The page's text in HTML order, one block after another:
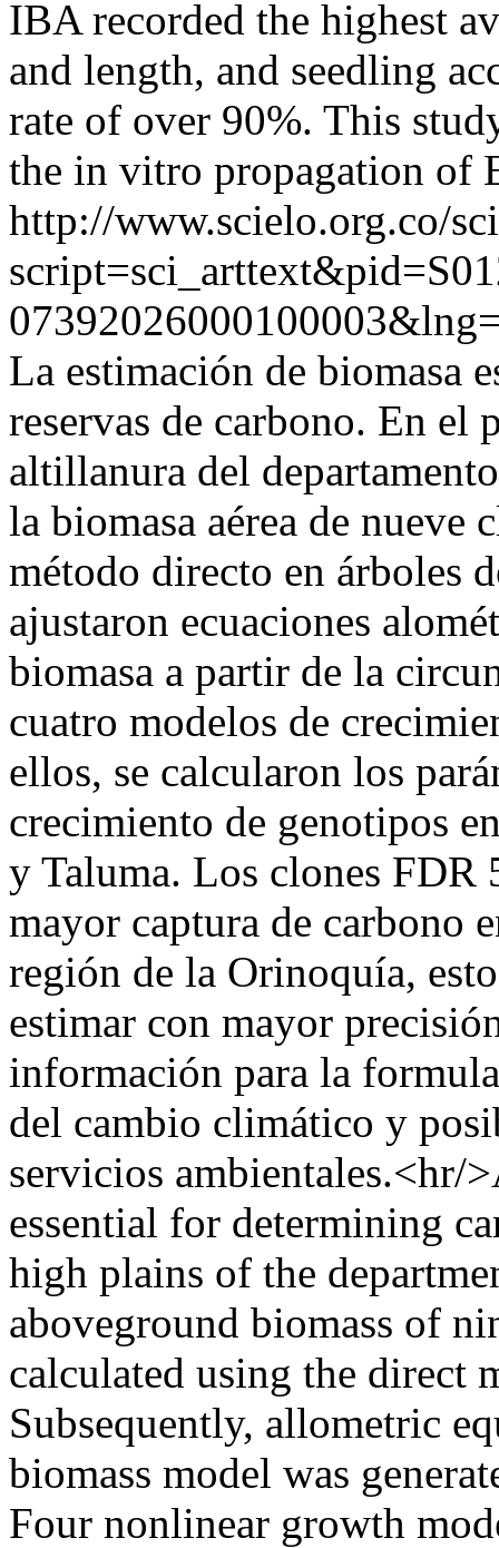
IBA recorded the highest
and length, and seedling
rate of over 90%. This
the in vitro propagation of
http://www.scielo.org.co/
La estimación de biomasa
reservas de carbono. En el
altillanura del
la biomasa aérea de nueve
método directo en árboles
ajustaron ecuaciones
biomasa a partir de la
cuatro modelos de
ellos, se calcularon los
crecimiento de genotipos
y Taluma. Los clones
mayor captura de carbono
región de la Orinoquía,
estimar con mayor
información para la
del cambio climático y
servicios ambientales.<hr/
essential for determining
high plains of the
aboveground biomass of
calculated using the direct
Subsequently, allometric
biomass model was
Four nonlinear growth